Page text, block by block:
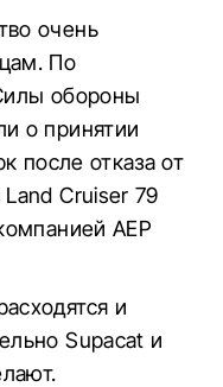
очень
По
обороны
о принятии
после отказа от
Cruiser 79
AEP
и
Supacat и